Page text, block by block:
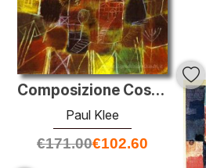
Composizione Cosmic
Paul Klee
€171.00€102.60